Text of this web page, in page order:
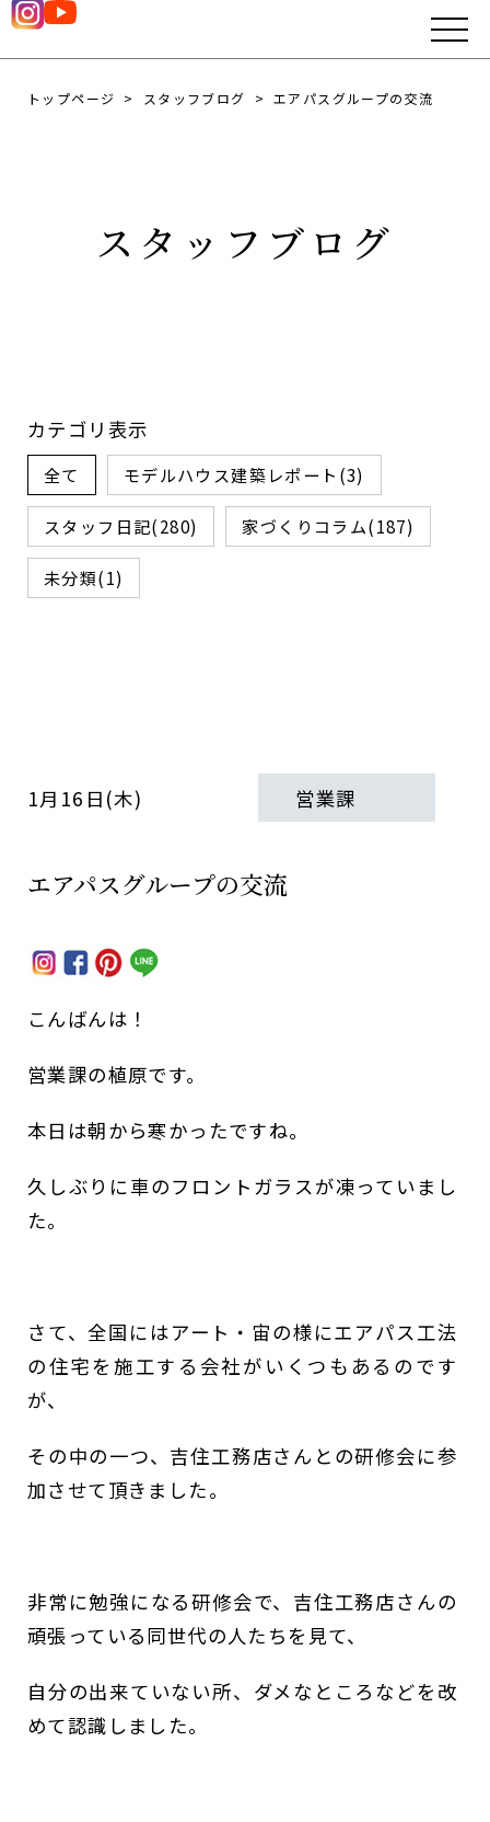
トップページ スタッフブログ エアパスグループの交流
スタッフブログ
カテゴリ表示
全て モデルハウス建築レポート(3)
スタッフ日記(280) 家づくりコラム(187)
未分類(1)
1月16日(木) 営業課
エアパスグループの交流
こんばんは！
営業課の植原です。
本日は朝から寒かったですね。
久しぶりに車のフロントガラスが凍っていまし
た。
さて、全国にはアート・宙の様にエアパス工法
の住宅を施工する会社がいくつもあるのです
が、
その中の一つ、吉住工務店さんとの研修会に参
加させて頂きました。
非常に勉強になる研修会で、吉住工務店さんの
頑張っている同世代の人たちを見て、
自分の出来ていない所、ダメなところなどを改
めて認識しました。